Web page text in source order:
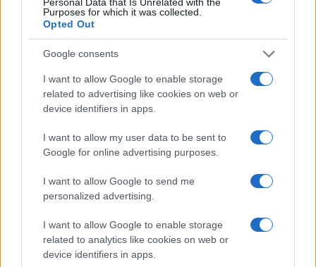
Purposes for which it was collected.
Opted Out
Google consents
I want to allow Google to enable storage
related to advertising like cookies on web or
device identifiers in apps.
I want to allow my user data to be sent to
Google for online advertising purposes.
I want to allow Google to send me
personalized advertising.
I want to allow Google to enable storage
related to analytics like cookies on web or
device identifiers in apps.
Reflexiona antes de responder:
momento para pensar si realmente deseas
aceptar un compromiso antes de dar una
respuesta. Un simple ‘déjame pensarlo’ puede
darte el tiempo necesario para evaluar tus
Haz una lista de tus prioridades:Conocer tus
necesidades y deseos te permitirá tomar